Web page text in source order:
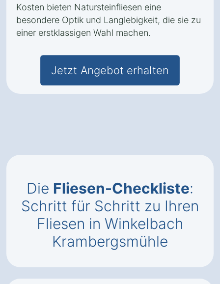
Kosten bieten Natursteinfliesen eine
besondere Optik und Langlebigkeit, die sie zu
einer erstklassigen Wahl machen.
Jetzt Angebot erhalten
Die Fliesen-Checkliste:
Schritt für Schritt zu Ihren
Fliesen in Winkelbach
Krambergsmühle